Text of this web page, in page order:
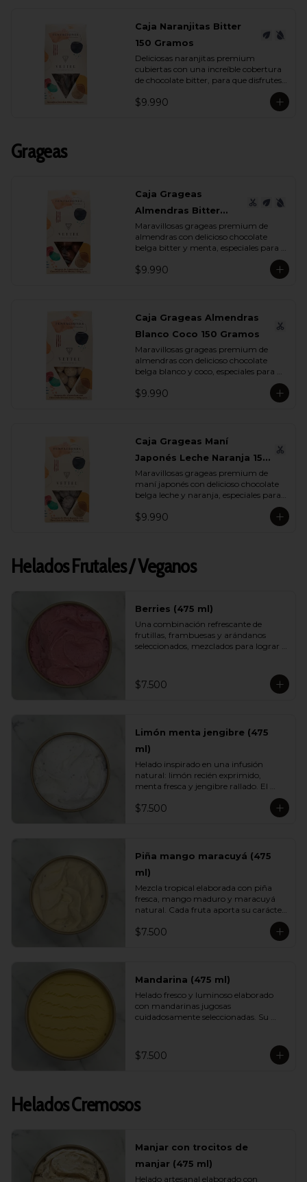
Caja Naranjitas Bitter
150 Gramos
Deliciosas naranjitas premium
cubiertas con una increíble cobertura
de chocolate bitter, para que disfrutes
espectacular sabor.
$9.990
Grageas
Caja Grageas
Almendras Bitter
Menta 150 Gramos
Maravillosas grageas premium de
almendras con delicioso chocolate
belga bitter y menta, especiales para
quieres.
$9.990
Caja Grageas Almendras
Blanco Coco 150 Gramos
Maravillosas grageas premium de
almendras con delicioso chocolate
belga blanco y coco, especiales para
quieres.
$9.990
Caja Grageas Maní
Japonés Leche Naranja 150
Gramos
Maravillosas grageas premium de
maní japonés con delicioso chocolate
belga leche y naranja, especiales para
quieres.
$9.990
Helados Frutales / Veganos
Berries (475 ml)
Una combinación refrescante de
frutillas, frambuesas y arándanos
seleccionados, mezclados para lograr
textura ligera lo convierten en un
helado fresco, aromático y perfecto
$7.500
Limón menta jengibre (475
ml)
Helado inspirado en una infusión
natural: limón recién exprimido,
menta fresca y jengibre rallado. El
refrescante y ligeramente especiado,
$7.500
Piña mango maracuyá (475
ml)
Mezcla tropical elaborada con piña
fresca, mango maduro y maracuyá
natural. Cada fruta aporta su carácter:
dulzor, jugosidad y acidez vibrante. Un
helado ligero, muy refrescante y lleno
$7.500
Mandarina (475 ml)
Helado fresco y luminoso elaborado
con mandarinas jugosas
cuidadosamente seleccionadas. Su
vibrante ideal para quienes buscan
opciones frutales y livianas.
$7.500
Helados Cremosos
Manjar con trocitos de
manjar (475 ml)
Helado artesanal elaborado con